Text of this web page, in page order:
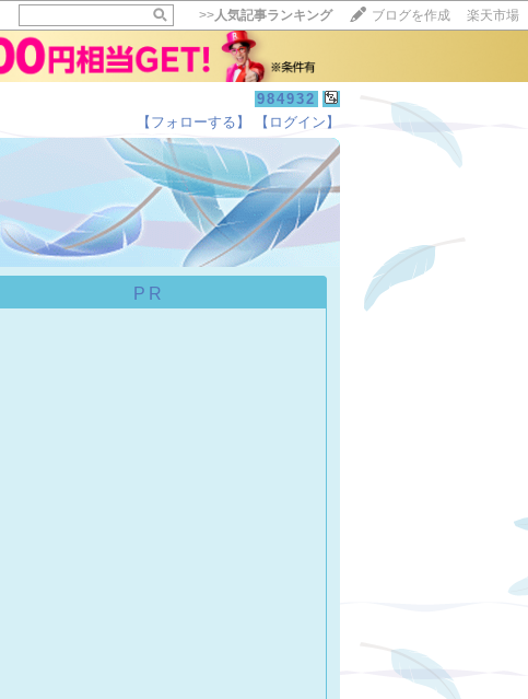
>>人気記事ランキング ブログを作成 楽天市場
984932
【フォローする】 【ログイン】
【毎日開催】
15記事にいいね！で1ポイント
10秒滞在
いいね!
PR